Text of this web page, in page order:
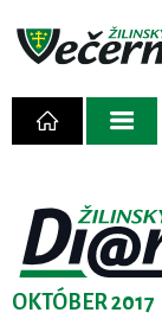
OKTÓBER 2017